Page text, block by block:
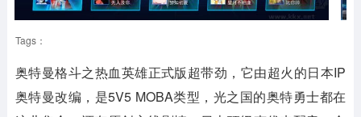
Tags：
奥特曼格斗之热血英雄正式版超带劲，它由超火的日本IP
奥特曼改编，是5V5 MOBA类型，光之国的奥特勇士都在